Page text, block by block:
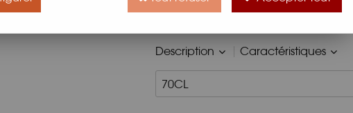
aromatique en bouche.
Description Caractéristiques